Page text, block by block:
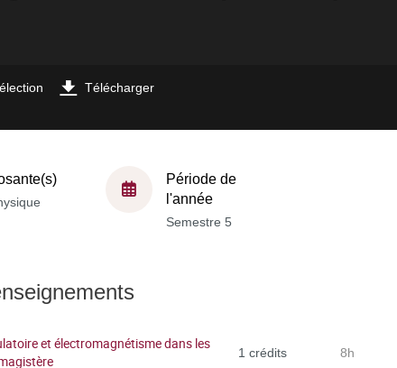
Télécharger
Période de
l'année
Semestre 5
et électromagnétisme dans les
1 crédits 8h